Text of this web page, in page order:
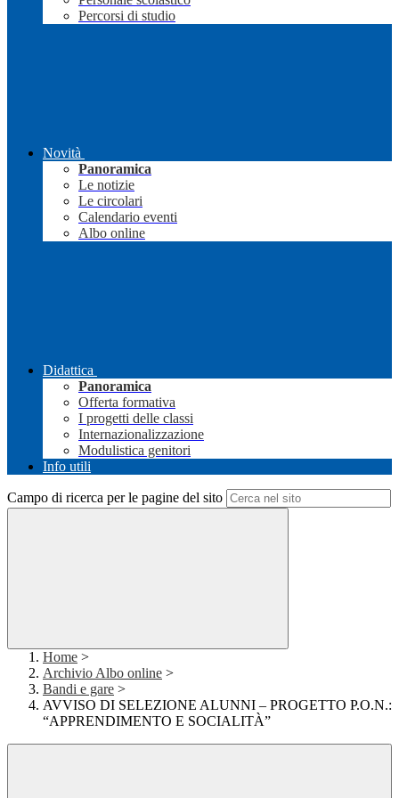
Percorsi di studio
Novità
Panoramica
Le notizie
Le circolari
Calendario eventi
Albo online
Didattica
Panoramica
Offerta formativa
I progetti delle classi
Internazionalizzazione
Modulistica genitori
Info utili
Campo di ricerca per le pagine del sito
Home >
Archivio Albo online >
Bandi e gare >
AVVISO DI SELEZIONE ALUNNI – PROGETTO P.O.N.:
“APPRENDIMENTO E SOCIALITÀ”